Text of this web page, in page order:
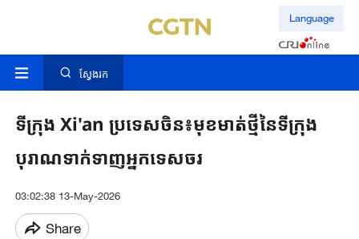
Language
ស្វែងរក
ទីក្រុង Xi'an ប្រទេសចិន៖មុខមាត់ថ្មីនៃទីក្រុង
បុរាណទាក់ទាញអ្នកទេសចរ
03:02:38 13-May-2026
Share